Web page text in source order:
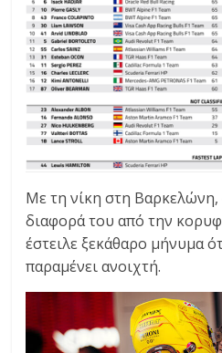
Με τη νίκη στη Βαρκελώνη,
διαφορά του από την
έστειλε ξεκάθαρο μήνυμα
παραμένει ανοιχτή.